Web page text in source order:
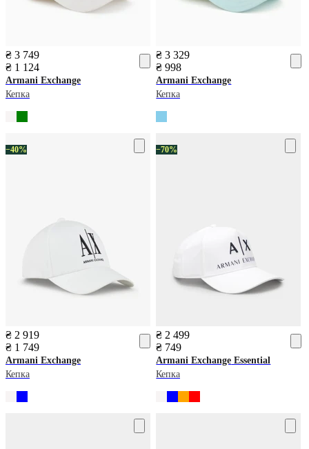
₴ 3 749
₴ 1 124
Armani Exchange
Кепка
₴ 3 329
₴ 998
Armani Exchange
Кепка
−40%
₴ 2 919
₴ 1 749
Armani Exchange
Кепка
−70%
₴ 2 499
₴ 749
Armani Exchange Essential
Кепка